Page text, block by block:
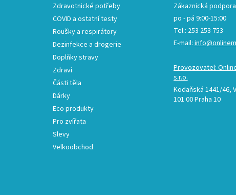
Zdravotnické potřeby
COVID a ostatní testy
Roušky a respirátory
Dezinfekce a drogerie
Doplňky stravy
Zdraví
Části těla
Dárky
Eco produkty
Pro zvířata
Slevy
Velkoobchod
Zákaznická
po - pá 9:00-15:00
Tel.: 253 253 753
E-mail:
Provozovatel:
s.r.o.
Kodaňská 1441/46,
101 00 Praha 10